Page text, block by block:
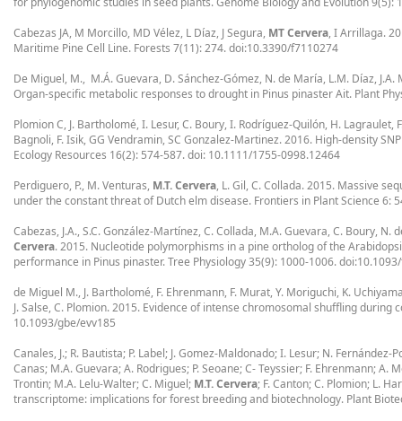
Cabezas JA, M Morcillo, MD Vélez, L Díaz, J Segura, MT Cervera, I Arrillaga.
Maritime Pine Cell Line. Forests 7(11): 274. doi:10.3390/f7110274
De Miguel, M., M.Á. Guevara, D. Sánchez-Gómez, N. de María, L.M. Díaz,
Organ-specific metabolic responses to drought in Pinus pinaster Ait. Plant
Plomion C, J. Bartholomé, I. Lesur, C. Boury, I. Rodríguez-Quilón, H.
Bagnoli, F. Isik, GG Vendramin, SC Gonzalez-Martinez. 2016. High-density
Ecology Resources 16(2): 574-587. doi: 10.1111/1755-0998.12464
Perdiguero, P., M. Venturas, M.T. Cervera, L. Gil, C. Collada. 2015. Massive
under the constant threat of Dutch elm disease. Frontiers in Plant Science 6:
Cabezas, J.A., S.C. González-Martínez, C. Collada, M.A. Guevara, C. Boury,
Cervera. 2015. Nucleotide polymorphisms in a pine ortholog of the
performance in Pinus pinaster. Tree Physiology 35(9): 1000-1006.
de Miguel M., J. Bartholomé, F. Ehrenmann, F. Murat, Y. Moriguchi, K.
J. Salse, C. Plomion. 2015. Evidence of intense chromosomal shuffling
10.1093/gbe/evv185
Canales, J.; R. Bautista; P. Label; J. Gomez-Maldonado; I. Lesur; N.
Canas; M.A. Guevara; A. Rodrigues; P. Seoane; C- Teyssier; F. Ehrenmann; A.
Trontin; M.A. Lelu-Walter; C. Miguel; M.T. Cervera; F. Canton; C. Plomion; L.
transcriptome: implications for forest breeding and biotechnology. Plant